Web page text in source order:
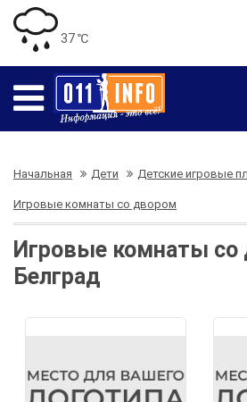
37 ℃
Начальная Дети Детские игровые
Игровые комнаты со двором
Игровые комнаты со
Белград